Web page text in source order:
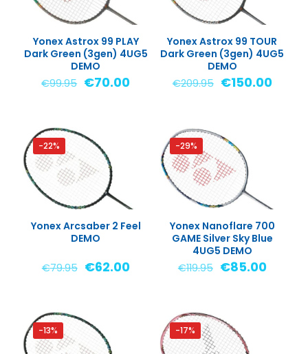
Yonex Astrox 99 PLAY
Dark Green (3gen) 4UG5
DEMO
€99.95 Oorspronkelijke
€99.95.
€70.00Huidige
€70.00.
Yonex Astrox 99 TOUR
Dark Green (3gen) 4UG5
DEMO
€209.95
€209.95.
€150.00
-22%
Yonex Arcsaber 2 Feel
DEMO
€79.95 Oorspronkelijke
€79.95.
€62.00Huidige
€62.00.
-29%
Yonex Nanoflare 700
GAME Silver Sky Blue
4UG5 DEMO
€119.95
€119.95.
€85.00
-13% -17%